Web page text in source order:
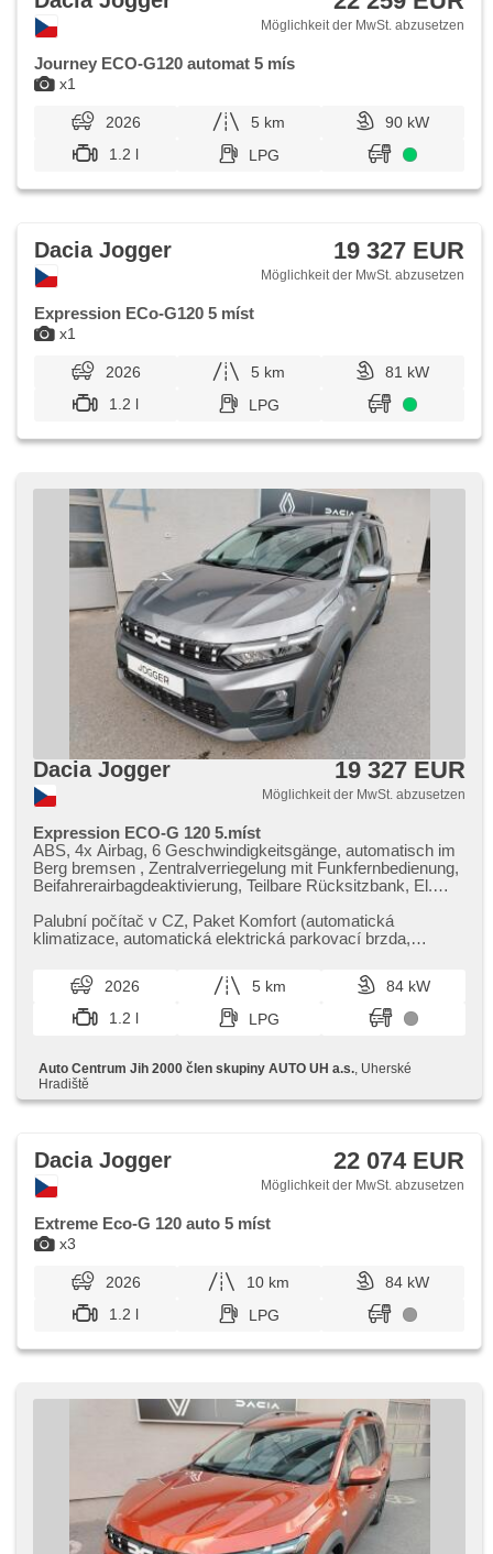
x1
Möglichkeit der MwSt. abzusetzen
Journey ECO-G120 automat 5 mís
2026 5 km
90 kW
1.2 l
LPG
x1
Dacia Jogger 19 327 EUR
Möglichkeit der MwSt. abzusetzen
Expression ECo-G120 5 míst
2026 5 km
81 kW
1.2 l
LPG
Dacia Jogger 19 327 EUR
Möglichkeit der MwSt. abzusetzen
Expression ECO-G 120 5.míst
ABS, 4x Airbag, 6 Geschwindigkeitsgänge, automatisch im
Berg bremsen , Zentralverriegelung mit Funkfernbedienung,
Beifahrerairbagdeaktivierung, Teilbare Rücksitzbank, El.
Nebelscheinwerfer, Lenkrad einstellbar, Bordcomputer,
erfüllt 'EURO VI', Servolenkung, Vorderlichter LED,
Lichtsensor, Dachträger, Tempomat, USB,
Außenthermometer, beheizte Spiegel, isofix, Bluetooth, LED
denní svícení, asistent rozjezdu do kopce (HSA)
Palubní počítač v CZ,​ Paket Komfort (automatická
klimatizace,​ automatická elektrická parkovací brzda,​
2026 5 km
84 kW
1.2 l
LPG
Auto Centrum Jih 2000 člen skupiny AUTO UH a.s. , Uherské
Hradiště
x3
Dacia Jogger 22 074 EUR
Möglichkeit der MwSt. abzusetzen
Extreme Eco-G 120 auto 5 míst
2026 10 km
84 kW
1.2 l
LPG